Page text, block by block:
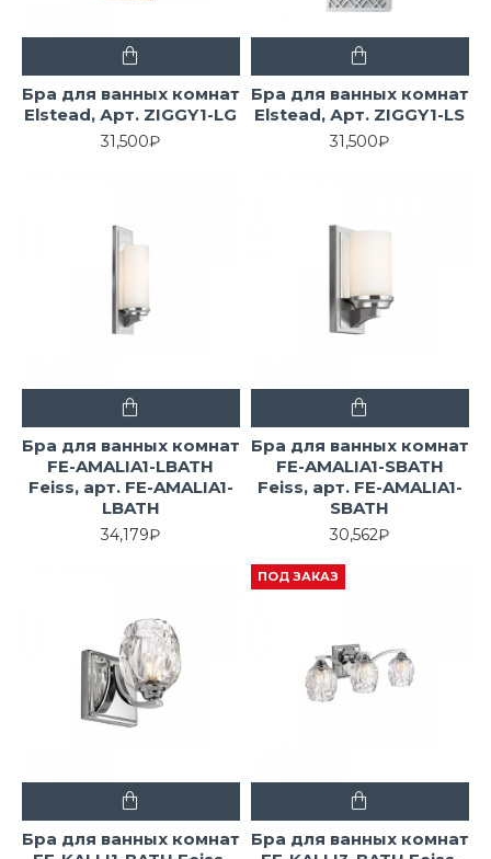
Бра для ванных комнат
Elstead, Арт. ZIGGY1-LG
31,500₽
Бра для ванных комнат
Elstead, Арт. ZIGGY1-LS
31,500₽
Бра для ванных комнат
FE-AMALIA1-LBATH
Feiss, арт. FE-AMALIA1-
LBATH
34,179₽
Бра для ванных комнат
FE-AMALIA1-SBATH
Feiss, арт. FE-AMALIA1-
SBATH
30,562₽
Бра для ванных комнат
ПОД ЗАКАЗ
Бра для ванных комнат